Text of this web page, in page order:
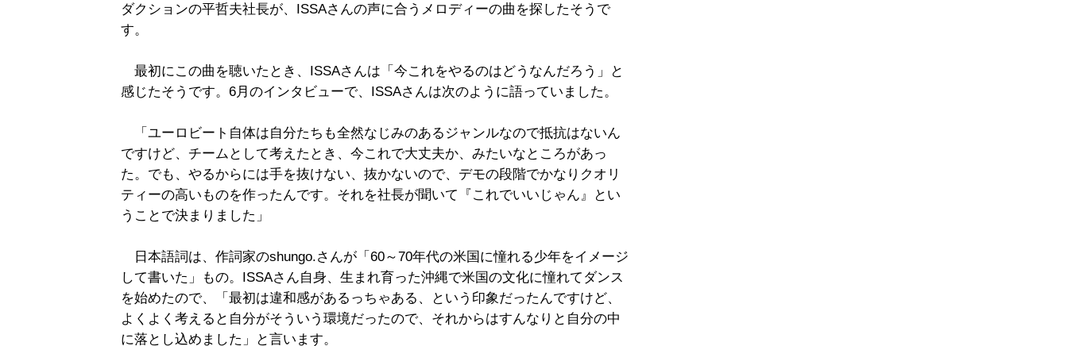
ダクションの平哲夫社長が、ISSAさんの声に合うメロディーの曲を探したそうで
す。
最初にこの曲を聴いたとき、ISSAさんは「今これをやるのはどうなんだろう」と
感じたそうです。6月のインタビューで、ISSAさんは次のように語っていました。
「ユーロビート自体は自分たちも全然なじみのあるジャンルなので抵抗はないん
ですけど、チームとして考えたとき、今これで大丈夫か、みたいなところがあっ
た。でも、やるからには手を抜けない、抜かないので、デモの段階でかなりクオリ
ティーの高いものを作ったんです。それを社長が聞いて『これでいいじゃん』とい
うことで決まりました」
日本語詞は、作詞家のshungo.さんが「60～70年代の米国に憧れる少年をイメージ
して書いた」もの。ISSAさん自身、生まれ育った沖縄で米国の文化に憧れてダンス
を始めたので、「最初は違和感があるっちゃある、という印象だったんですけど、
よくよく考えると自分がそういう環境だったので、それからはすんなりと自分の中
に落とし込めました」と言います。